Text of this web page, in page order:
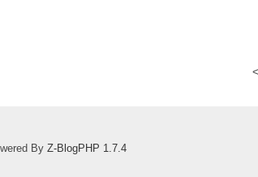
By Z-BlogPHP 1.7.4